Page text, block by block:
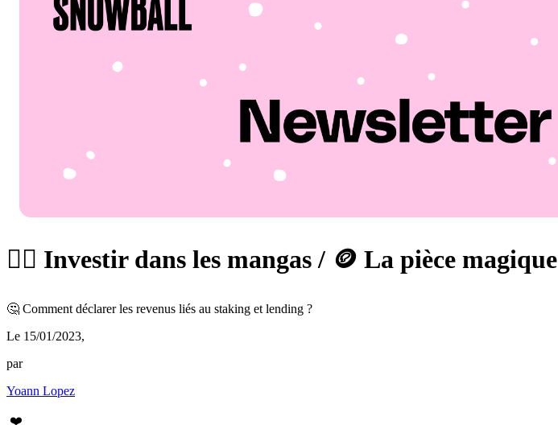
🦹‍♀️ Investir dans les mangas / 🪙 La pièce magique
🤔 Comment déclarer les revenus liés au staking et lending ?
Le 15/01/2023,
par
Yoann Lopez
❤️